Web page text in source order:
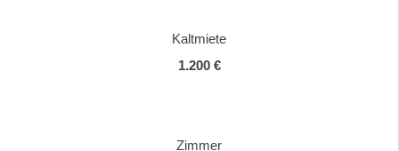
Kaltmiete
1.200 €
Zimmer